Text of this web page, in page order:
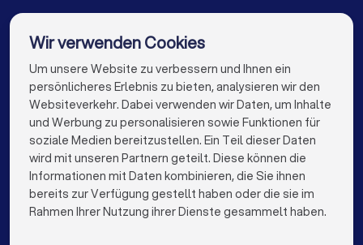
Finanzberater in Bad Waldsee
Finanzberater in Vöhringen (Bayern)
Finanzberater in Berlin
Finanzberater in Hamburg
Finanzberater in München
Finanzberater in Köln
Finanzberater in Frankfurt am Main
Finanzberater in Stuttgart
Die besten Finanzberater für Sie
info@trustlocal.de
FÜR PRIVATPERSONEN
Wir verwenden Cookies
Um unsere Website zu verbessern und Ihnen ein
persönlicheres Erlebnis zu bieten, analysieren wir den
Websiteverkehr. Dabei verwenden wir Daten, um Inhalte
und Werbung zu personalisieren sowie Funktionen für
soziale Medien bereitzustellen. Ein Teil dieser Daten
wird mit unseren Partnern geteilt. Diese können die
Informationen mit Daten kombinieren, die Sie ihnen
bereits zur Verfügung gestellt haben oder die sie im
Rahmen Ihrer Nutzung ihrer Dienste gesammelt haben.